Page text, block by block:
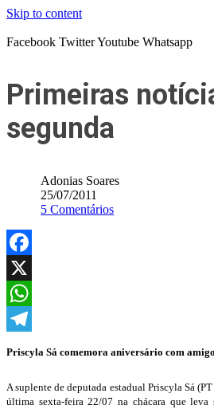
Skip to content
Facebook TwitterYoutube Whatsapp
Primeiras
segunda
Adonias Soares
25/07/2011
5 Comentários
Facebook
X
WhatsApp
Priscyla Sá comemora aniversário com
A suplente de deputada estadual Priscyla Sá
última sexta-feira 22/07 na chácara que leva